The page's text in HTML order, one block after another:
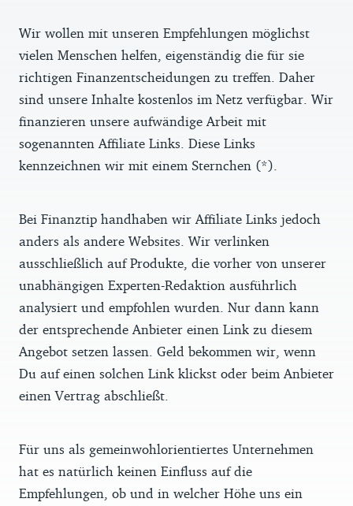
Wir wollen mit unseren Empfehlungen möglichst
vielen Menschen helfen, eigenständig die für sie
richtigen Finanzentscheidungen zu treffen. Daher
sind unsere Inhalte kostenlos im Netz verfügbar. Wir
finanzieren unsere aufwändige Arbeit mit
sogenannten Affiliate Links. Diese Links
kennzeichnen wir mit einem Sternchen (*).
Bei Finanztip handhaben wir Affiliate Links jedoch
anders als andere Websites. Wir verlinken
ausschließlich auf Produkte, die vorher von unserer
unabhängigen Experten-Redaktion ausführlich
analysiert und empfohlen wurden. Nur dann kann
der entsprechende Anbieter einen Link zu diesem
Angebot setzen lassen. Geld bekommen wir, wenn
Du auf einen solchen Link klickst oder beim Anbieter
einen Vertrag abschließt.
Für uns als gemeinwohlorientiertes Unternehmen
hat es natürlich keinen Einfluss auf die
Empfehlungen, ob und in welcher Höhe uns ein